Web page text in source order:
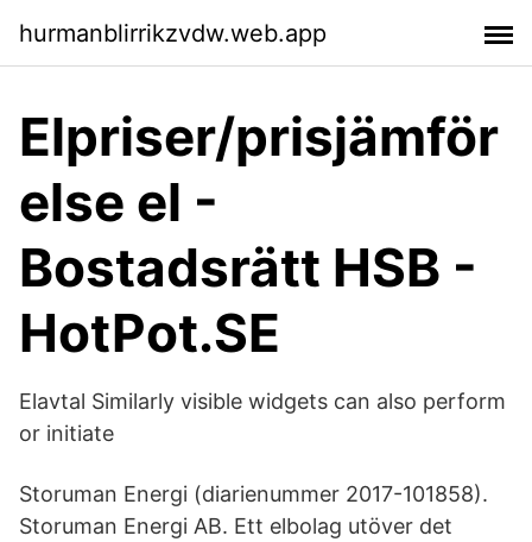
hurmanblirrikzvdw.web.app
Elpriser/prisjämför
else el -
Bostadsrätt HSB -
HotPot.SE
Elavtal Similarly visible widgets can also perform
or initiate
Storuman Energi (diarienummer 2017-​101858).
Storuman Energi AB. Ett elbolag utöver det